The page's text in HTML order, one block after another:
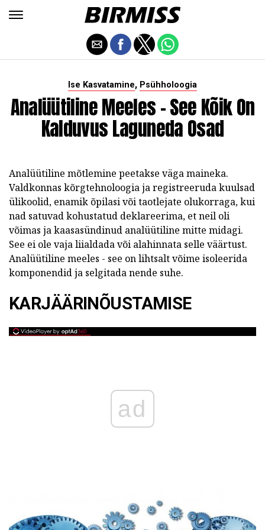
Ise Kasvatamine, Psühholoogia
Analüütiline Meeles - See Kõik On
Kalduvus Laguneda Osad
Analüütiline mõtlemine peetakse väga maineka.
Valdkonnas kõrgtehnoloogia ja registreeruda kuulsad
ülikoolid, enamik õpilasi või taotlejate olukorraga, kui
nad satuvad kohustatud deklareerima, et neil oli
võimas ja kaasasündinud analüütiline mitte midagi.
See ei ole vaja liialdada või alahinnata selle väärtust.
Analüütiline meeles - see on lihtsalt võime isoleerida
komponendid ja selgitada nende suhe.
KARJÄÄRINÕUSTAMISE
ad